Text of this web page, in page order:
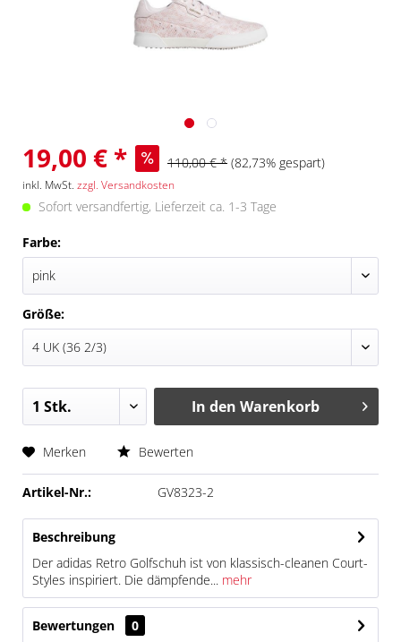
19,00 € * 110,00 € * (82,73% gespart)
inkl. MwSt. zzgl. Versandkosten
Sofort versandfertig, Lieferzeit ca. 1-3 Tage
Farbe:
Größe:
In den Warenkorb
Merken Bewerten
Artikel-Nr.: GV8323-2
Beschreibung
Der adidas Retro Golfschuh ist von klassisch-cleanen Court-
Styles inspiriert. Die dämpfende... mehr
Bewertungen
0